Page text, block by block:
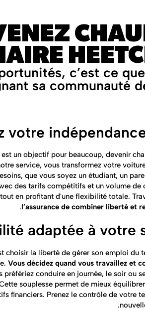
c’est ce
sa communauté
votre
un objectif pour beaucoup, devenir
service, vous transformez votre
que vous soyez un étudiant, un
des tarifs compétitifs et un volume de
en profitant d'une flexibilité totale.
l’assurance de combiner liberté et
.
adaptée à votre
choisir la liberté de gérer son emploi du
Vous décidez quand vous travaillez et
conduire en journée, le soir ou
souplesse permet de mieux
financiers. Prenez le contrôle de votre